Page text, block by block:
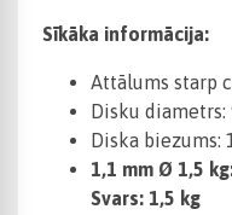
Sīkāka informācija:
Attālums starp
Disku diametrs:
Diska biezums:
1,1 mm Ø 1,5
Svars: 1,5 kg